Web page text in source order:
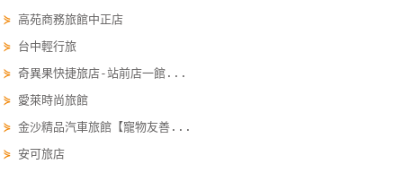
會
帳
戶
⋟高苑商務旅館中正店
⋟ 台中輕行旅
⋟奇異果快捷旅店-站前店一館...
⋟ 愛萊時尚旅館
⋟金沙精品汽車旅館【寵物友善...
⋟ 安可旅店